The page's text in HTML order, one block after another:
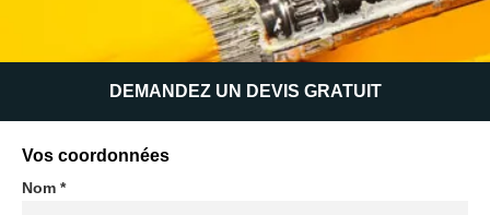
DEMANDEZ UN DEVIS GRATUIT
Vos coordonnées
Nom *